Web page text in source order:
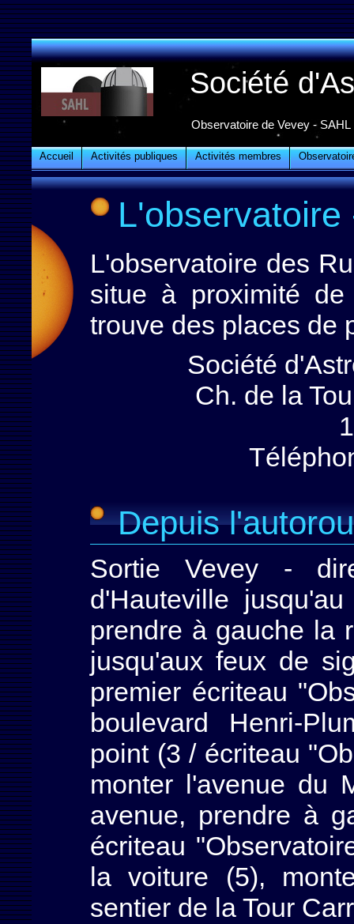
Société
Observatoire de Vevey - SAHL
Accueil Activités publiques Activités membres
L'observatoire des
situe à proximité
trouve des places de
Société
Ch. de la
Depuis
Sortie Vevey -
d'Hauteville
prendre à gauche la
jusqu'aux feux de
premier écriteau
boulevard Henri-
point (3 / écriteau
monter l'avenue du
avenue, prendre à
écriteau
la voiture (5),
sentier de la Tour